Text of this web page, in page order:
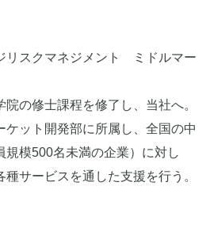
リスクマネジメント ミドルマー
の修士課程を修了し、当社へ。
ケット開発部に所属し、全国の中
規模500名未満の企業）に対し
サービスを通した支援を行う。